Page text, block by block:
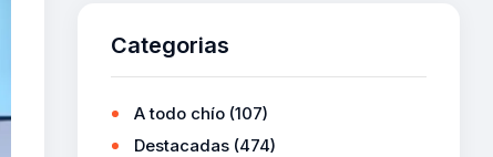
Categorias
A todo chío (107)
Destacadas (474)